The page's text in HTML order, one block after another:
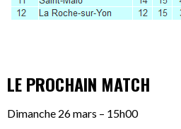
LE PROCHAIN MATCH
Dimanche 26 mars – 15h00